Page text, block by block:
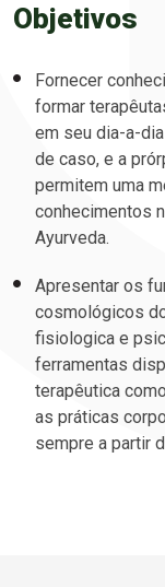
Objetivos
Fornecer
formar
em seu dia-a-
de caso, e a
permitem uma
conhecimentos
Ayurveda.
Apresentar os
cosmológicos
fisiologica e
ferramentas
terapêutica
as práticas
sempre a partir